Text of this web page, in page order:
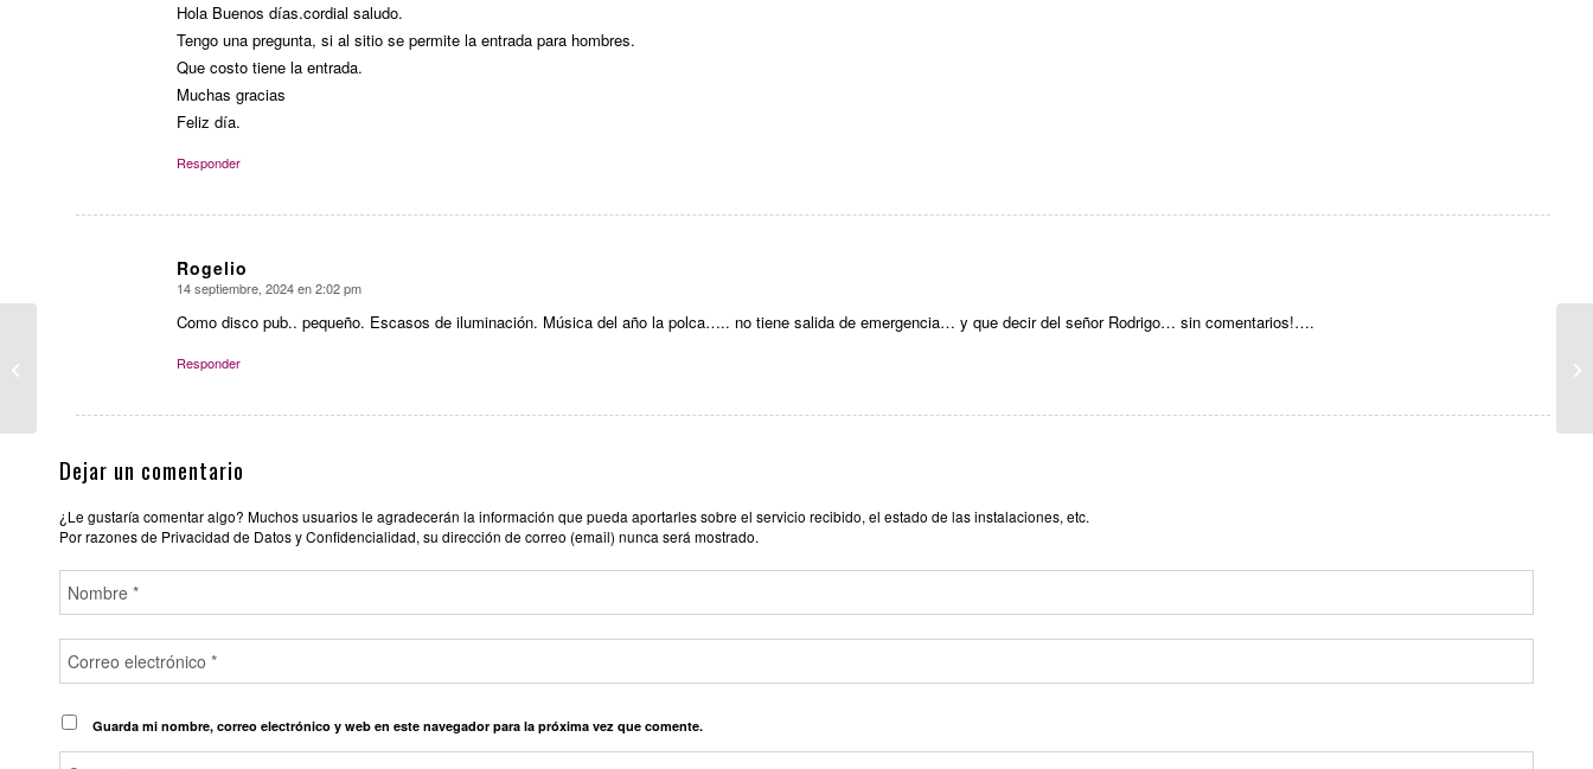
Hola Buenos días.cordial saludo.
Tengo una pregunta, si al sitio se permite la entrada para hombres.
Que costo tiene la entrada.
Muchas gracias
Feliz día.
Responder
Rogelio
Dice:
14 septiembre, 2024 en 2:02 pm
Como disco pub.. pequeño. Escasos de iluminación. Música del año la polca….. no tiene salida de emergencia… y que decir del señor Rodrigo… sin comentarios!….
Responder
Dejar un comentario
¿Le gustaría comentar algo? Muchos usuarios le agradecerán la información que pueda aportarles sobre el servicio recibido, el estado de las instalaciones, etc.
Por razones de Privacidad de Datos y Confidencialidad, su dirección de correo (email) nunca será mostrado.
Guarda mi nombre, correo electrónico y web en este navegador para la próxima vez que comente.
ATTACK GAY CLUB